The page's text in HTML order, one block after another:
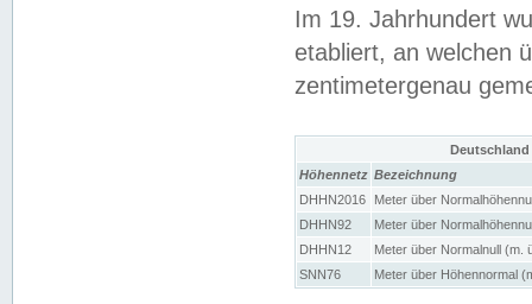
Im 19. Jahrhundert
etabliert, an welchen
zentimetergenau
Höhennetz Bezeichnung
DHHN2016
Meter über
DHHN92
Meter über
DHHN12
Meter über Normalnull (m.
SNN76
Meter über Höhennormal